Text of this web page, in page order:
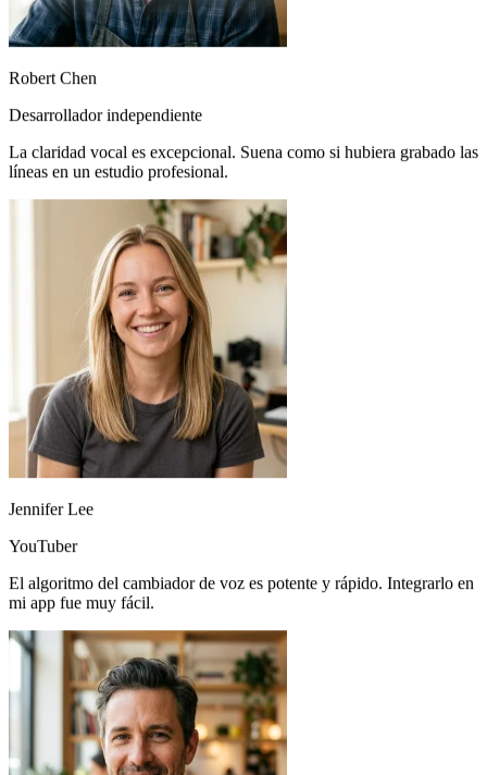
Robert Chen
Desarrollador independiente
La claridad vocal es excepcional. Suena como si hubiera grabado las
líneas en un estudio profesional.
Jennifer Lee
YouTuber
El algoritmo del cambiador de voz es potente y rápido. Integrarlo en
mi app fue muy fácil.